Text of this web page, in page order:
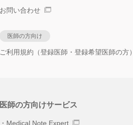
お問い合わせ
医師の方向け
ご利用規約（登録医師・登録希望医師の方）
医師の方向けサービス
Medical Note Expert